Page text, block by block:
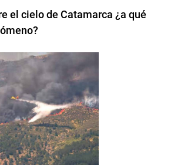
el cielo de Catamarca ¿a qué